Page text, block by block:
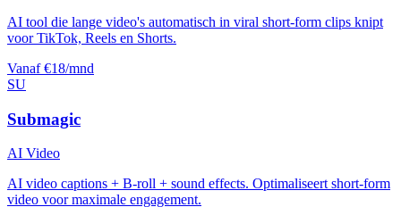
AI tool die lange video's automatisch in viral short-form clips knipt
voor TikTok, Reels en Shorts.
Vanaf €18/mnd
SU
Submagic
AI Video
AI video captions + B-roll + sound effects. Optimaliseert short-form
video voor maximale engagement.